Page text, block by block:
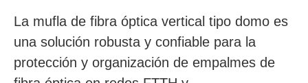
La mufla de fibra óptica vertical tipo domo es
una solución robusta y confiable para la
protección y organización de empalmes de